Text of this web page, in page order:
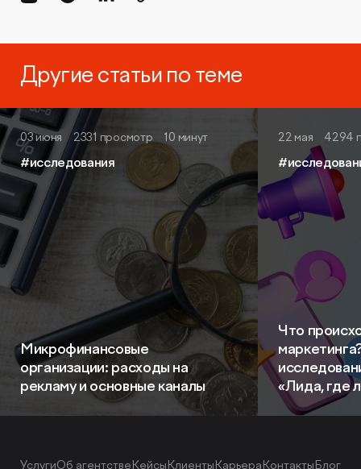
Другие статьи по теме
03 июня 2331 просмотр 10 минут
#исследования
Микрофинансовые
организации: расходы на
рекламу и основные каналы
22 мая 4294
Что
«Лида, где
УслугиОб агентствеКейсыКлиентыКарьераКонтактыБлог